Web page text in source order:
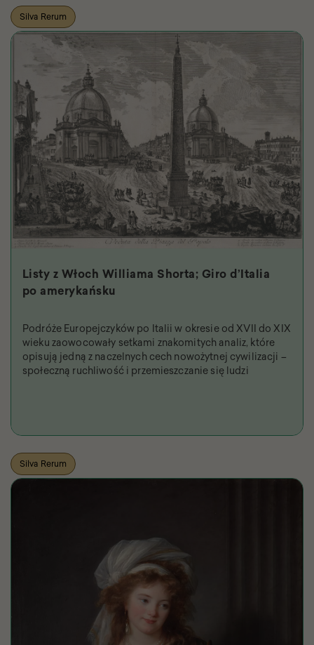
Silva Rerum
Listy z Włoch Williama Shorta; Giro d’Italia
po amerykańsku
Podróże Europejczyków po Italii w okresie od XVII do XIX
wieku zaowocowały setkami znakomitych analiz, które
opisują jedną z naczelnych cech nowożytnej cywilizacji –
społeczną ruchliwość i przemieszczanie się ludzi
Silva Rerum